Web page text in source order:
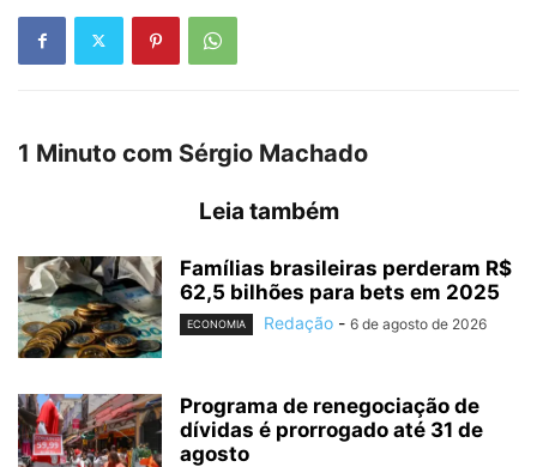
1 Minuto com Sérgio Machado
Leia também
Famílias brasileiras perderam R$
62,5 bilhões para bets em 2025
ECONOMIA Redação - 6 de agosto de 2026
Programa de renegociação de
dívidas é prorrogado até 31 de
agosto